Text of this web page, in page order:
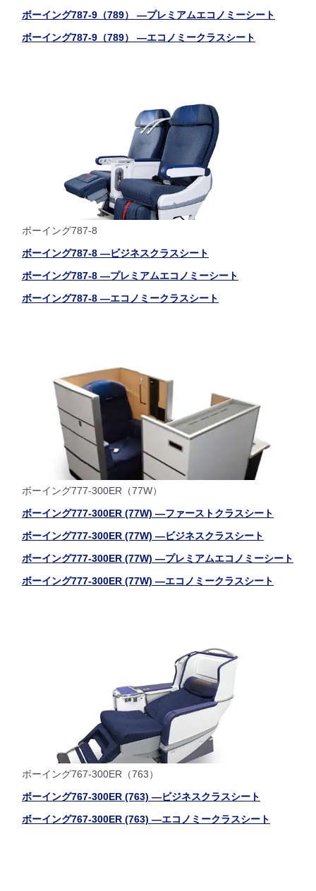
ボーイング787-9（789） ―プレミアムエコノミーシート
ボーイング787-9（789） ―エコノミークラスシート
ボーイング787-8
ボーイング787-8 ―ビジネスクラスシート
ボーイング787-8 ―プレミアムエコノミーシート
ボーイング787-8 ―エコノミークラスシート
ボーイング777-300ER（77W）
ボーイング777-300ER (77W) ―ファーストクラスシート
ボーイング777-300ER (77W) ―ビジネスクラスシート
ボーイング777-300ER (77W) ―プレミアムエコノミーシート
ボーイング777-300ER (77W) ―エコノミークラスシート
ボーイング767-300ER（763）
ボーイング767-300ER (763) ―ビジネスクラスシート
ボーイング767-300ER (763) ―エコノミークラスシート